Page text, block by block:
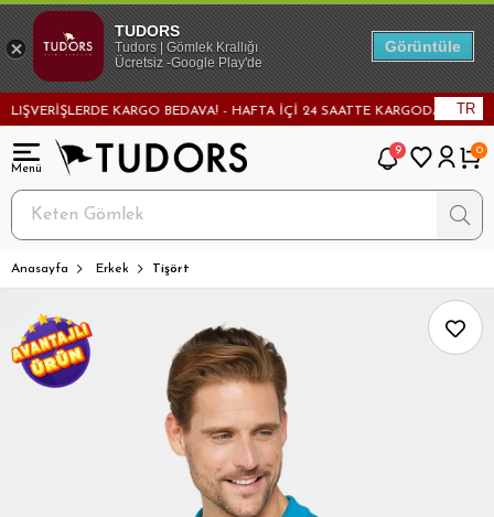
KARGO BEDAVA! - HAFTA İÇİ 24 SAATTE KARGODA! - TR
9 0
Anasayfa Erkek Tişört
TUDORS
Tudors | Gömlek Krallığı
Ücretsiz -Google Play'de
Görüntüle